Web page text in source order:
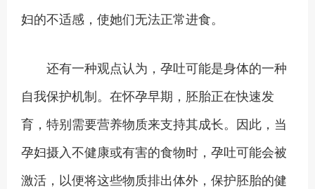
妇的不适感，使她们无法正常进食。
还有一种观点认为，孕吐可能是身体的一种
自我保护机制。在怀孕早期，胚胎正在快速发
育，特别需要营养物质来支持其成长。因此，当
孕妇摄入不健康或有害的食物时，孕吐可能会被
激活，以便将这些物质排出体外，保护胚胎的健